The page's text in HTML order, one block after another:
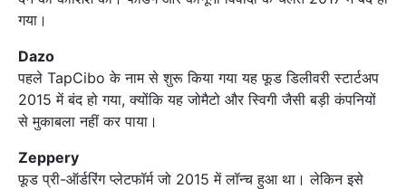
गया।
Dazo
पहले TapCibo के नाम से शुरू किया गया यह फूड डिलीवरी स्टार्टअप
2015 में बंद हो गया, क्योंकि यह जोमैटो और स्विगी जैसी बड़ी कंपनियों
से मुकाबला नहीं कर पाया।
Zeppery
फूड प्री-ऑर्डरिंग प्लेटफॉर्म जो 2015 में लॉन्च हुआ था। लेकिन इसे